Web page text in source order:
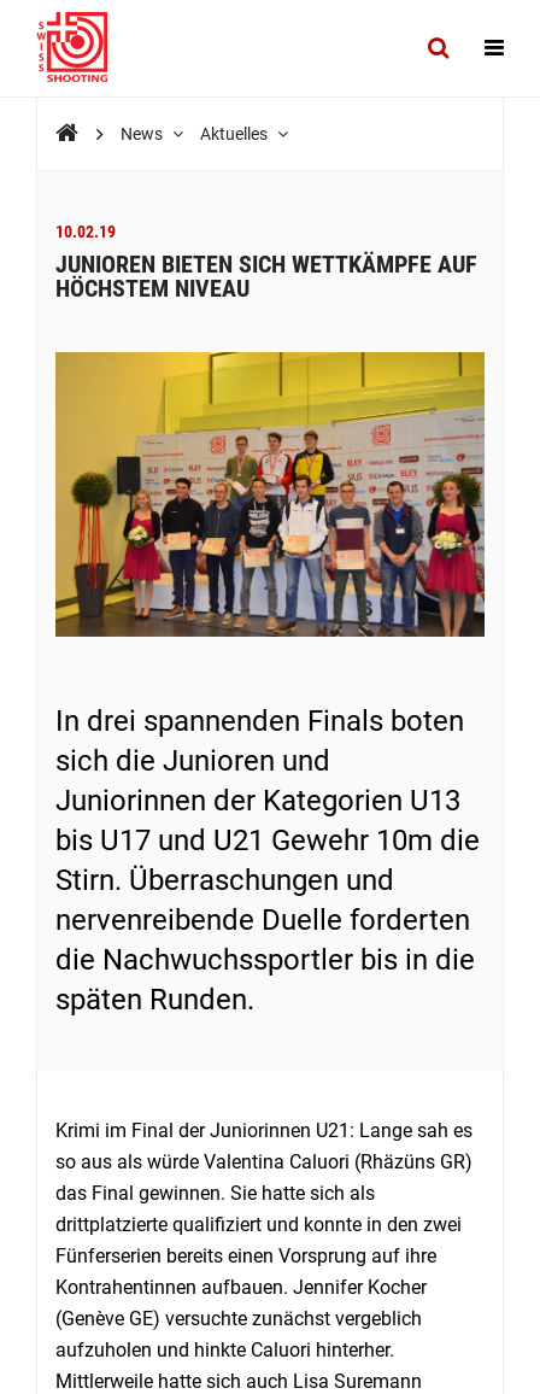
News Aktuelles
10.02.19
JUNIOREN BIETEN SICH WETTKÄMPFE AUF
HÖCHSTEM NIVEAU
In drei spannenden Finals boten
sich die Junioren und
Juniorinnen der Kategorien U13
bis U17 und U21 Gewehr 10m die
Stirn. Überraschungen und
nervenreibende Duelle forderten
die Nachwuchssportler bis in die
späten Runden.
Krimi im Final der Juniorinnen U21: Lange sah es
so aus als würde Valentina Caluori (Rhäzüns GR)
das Final gewinnen. Sie hatte sich als
drittplatzierte qualifiziert und konnte in den zwei
Fünferserien bereits einen Vorsprung auf ihre
Kontrahentinnen aufbauen. Jennifer Kocher
(Genève GE) versuchte zunächst vergeblich
aufzuholen und hinkte Caluori hinterher.
Mittlerweile hatte sich auch Lisa Suremann